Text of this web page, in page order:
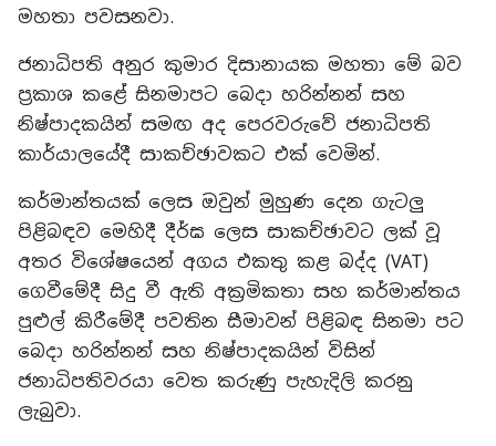
මහතා පවසනවා.
ජනාධිපති අනුර කුමාර දිසානායක මහතා මේ බව
ප්‍රකාශ කළේ සිනමාපට බෙදා හරින්නන් සහ
නිෂ්පාදකයින් සමඟ අද පෙරවරුවේ ජනාධිපති
කාර්යාලයේදී සාකච්ඡාවකට එක් වෙමින්.
කර්මාන්තයක් ලෙස ඔවුන් මුහුණ දෙන ගැටලු
පිළිබඳව මෙහිදී දීර්ඝ ලෙස සාකච්ඡාවට ලක් වූ
අතර විශේෂයෙන් අගය එකතු කළ බද්ද (VAT)
ගෙවීමේදී සිදු වී ඇති අක්‍රමිකතා සහ කර්මාන්තය
පුළුල් කිරීමේදී පවතින සීමාවන් පිළිබඳ සිනමා පට
බෙදා හරින්නන් සහ නිෂ්පාදකයින් විසින්
ජනාධිපතිවරයා වෙත කරුණු පැහැදිලි කරනු
ලැබුවා.